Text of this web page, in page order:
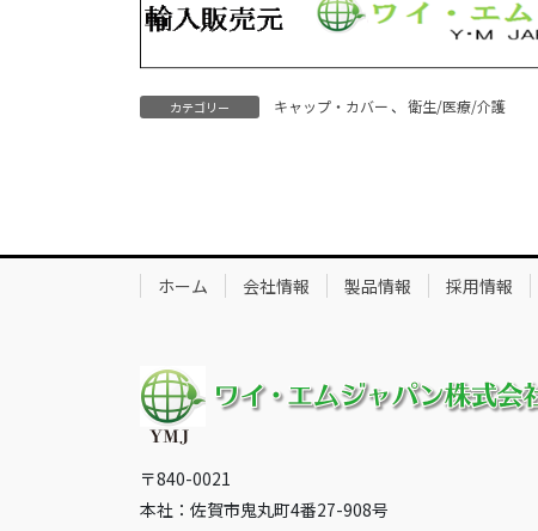
カテゴリー キャップ・カバー 、 衛生/医療/介護
ホーム 会社情報 製品情報 採用情報
〒840-0021
本社：佐賀市鬼丸町4番27-908号